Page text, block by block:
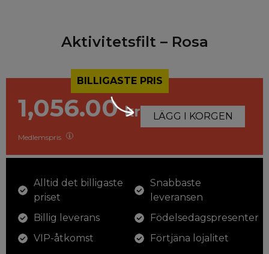
Aktivitetsfilt – Rosa
BILLIGASTE PRIS
1,056.00 kr
Medlemspris
LÄGG I KORGEN
Alltid det billigaste
priset
Billig leverans
VIP-åtkomst
Snabbaste
leveransen
Födelsedagspresenter
Förtjäna lojalitet